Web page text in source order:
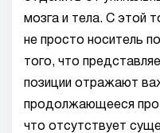
мозга и тела. С этой
не просто носитель
того, что
позиции отражают
продолжающееся
что отсутствует